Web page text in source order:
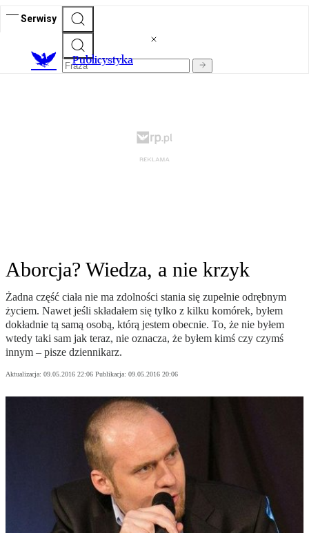
Serwisy
Publicystyka
Aborcja? Wiedza, a nie krzyk
Żadna część ciała nie ma zdolności stania się zupełnie odrębnym
życiem. Nawet jeśli składałem się tylko z kilku komórek, byłem
dokładnie tą samą osobą, którą jestem obecnie. To, że nie byłem
wtedy taki sam jak teraz, nie oznacza, że byłem kimś czy czymś
innym – pisze dziennikarz.
Aktualizacja: 09.05.2016 22:06 Publikacja: 09.05.2016 20:06